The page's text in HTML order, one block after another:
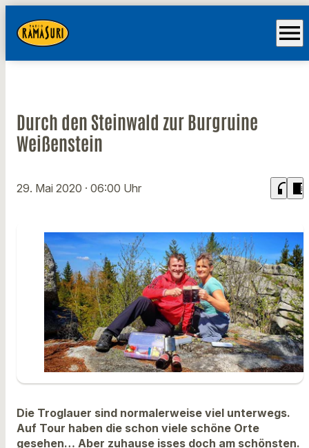
menu
Durch den Steinwald zur Burgruine
Weißenstein
29. Mai 2020 · 06:00 Uhr headphones chrome_reader_mode
Die Troglauer sind normalerweise viel unterwegs.
Auf Tour haben die schon viele schöne Orte
gesehen… Aber zuhause isses doch am schönsten.